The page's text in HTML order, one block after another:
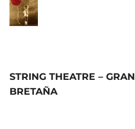
STRING THEATRE – GRAN
BRETAÑA